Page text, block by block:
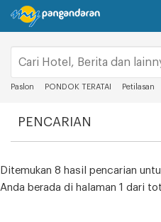
Paslon PONDOK TERATAI Petilasan
PENCARIAN
Ditemukan 8 hasil pencarian
Anda berada di halaman 1 dari